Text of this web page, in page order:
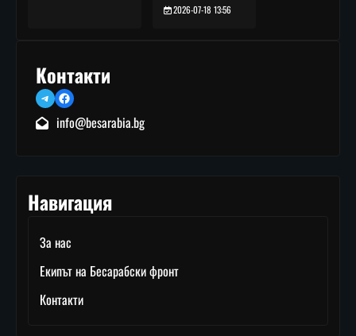
2026-07-18 13:56
Контакти
TelegramFacebook
info@besarabia.bg
Навигация
За нас
Екипът на Бесарабски фронт
Контакти